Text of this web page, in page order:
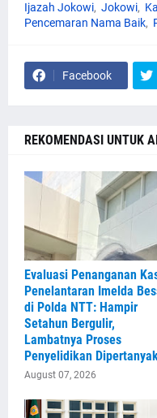
Ijazah Jokowi Jokowi
Pencemaran Nama Baik
Facebook
REKOMENDASI UNTUK
Evaluasi Penanganan
Penelantaran Imelda
di Polda NTT: Hampir
Setahun Bergulir,
Lambatnya Proses
Penyelidikan
August 07, 2026